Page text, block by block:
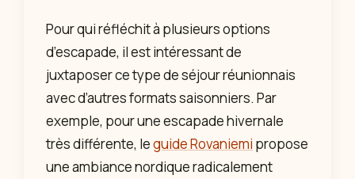
Pour qui réfléchit à plusieurs options
d’escapade, il est intéressant de
juxtaposer ce type de séjour réunionnais
avec d’autres formats saisonniers. Par
exemple, pour une escapade hivernale
très différente, leguide Rovaniemi propose
une ambiance nordique radicalement